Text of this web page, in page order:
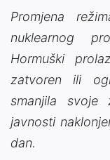
Promjena
nuklearnog
Hormuški
zatvoren ili
smanjila svoje
javnosti
dan.